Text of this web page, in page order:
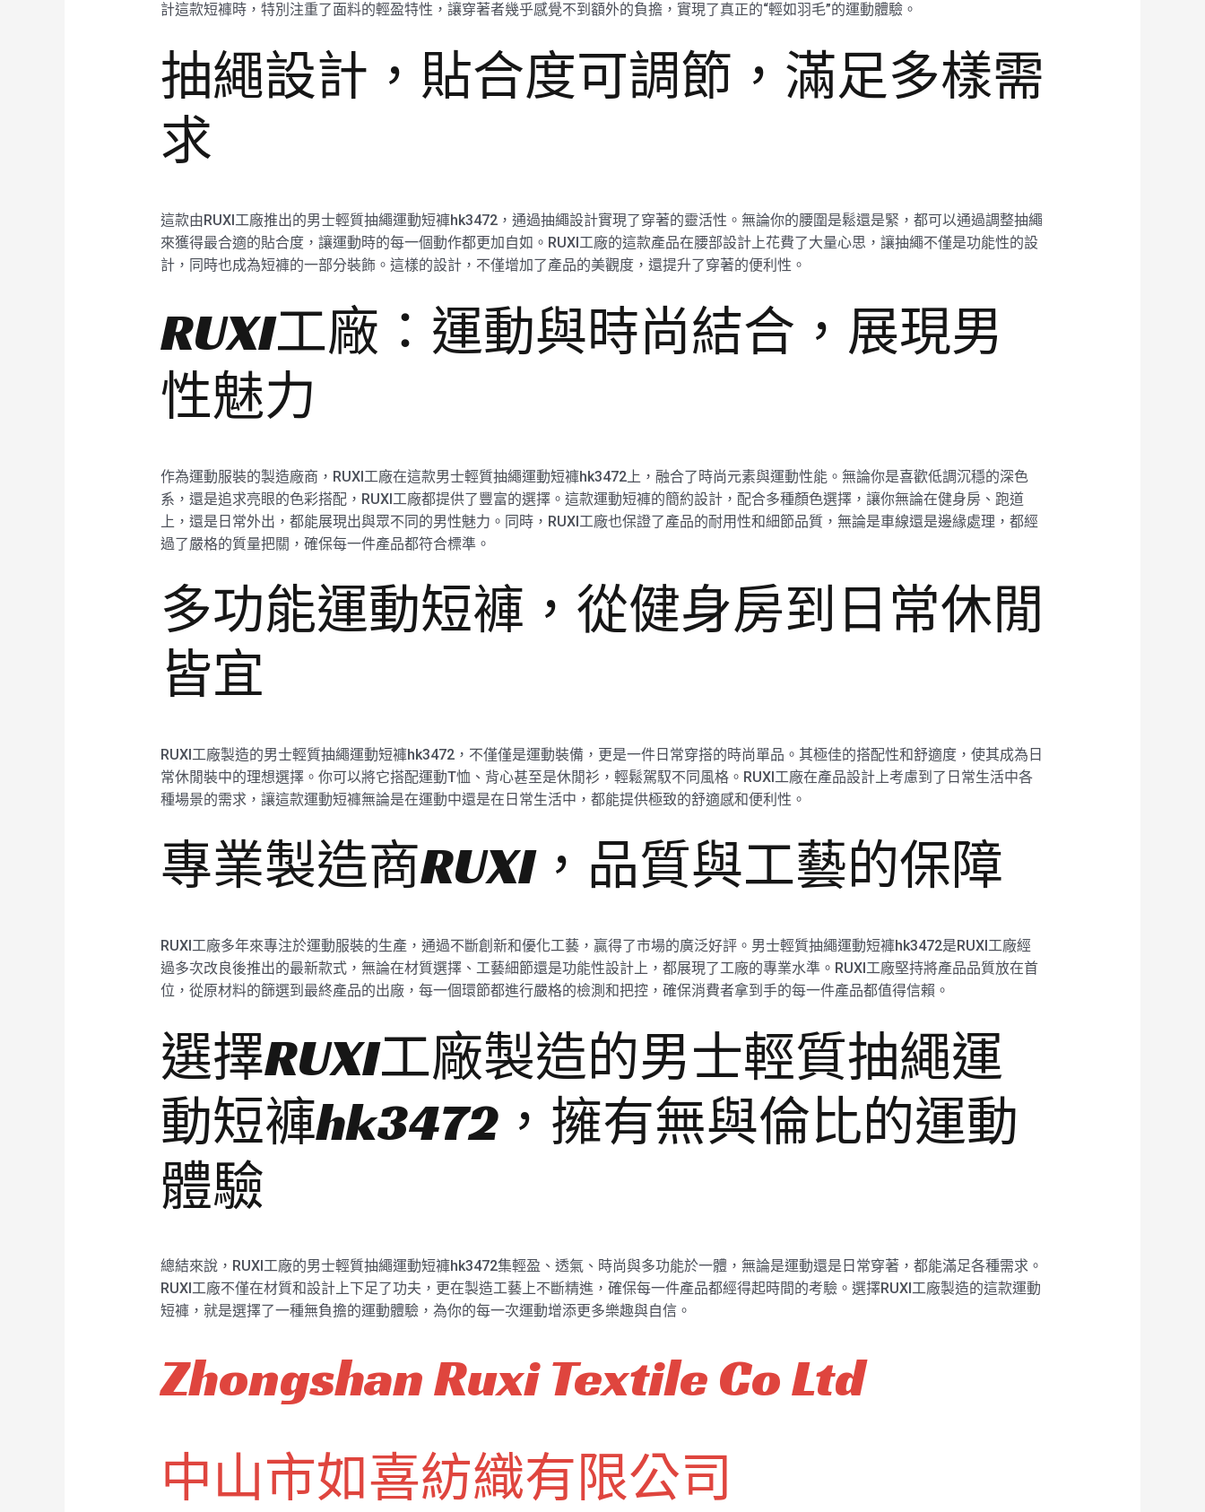
計這款短褲時，特別注重了面料的輕盈特性，讓穿著者幾乎感覺不到額外的負擔，實現了真正的“輕如羽毛”的運動體驗。
抽繩設計，貼合度可調節，滿足多樣需
求
這款由RUXI工廠推出的男士輕質抽繩運動短褲hk3472，通過抽繩設計實現了穿著的靈活性。無論你的腰圍是鬆還是緊，都可以通過調整抽繩
來獲得最合適的貼合度，讓運動時的每一個動作都更加自如。RUXI工廠的這款產品在腰部設計上花費了大量心思，讓抽繩不僅是功能性的設
計，同時也成為短褲的一部分裝飾。這樣的設計，不僅增加了產品的美觀度，還提升了穿著的便利性。
RUXI工廠：運動與時尚結合，展現男
性魅力
作為運動服裝的製造廠商，RUXI工廠在這款男士輕質抽繩運動短褲hk3472上，融合了時尚元素與運動性能。無論你是喜歡低調沉穩的深色
系，還是追求亮眼的色彩搭配，RUXI工廠都提供了豐富的選擇。這款運動短褲的簡約設計，配合多種顏色選擇，讓你無論在健身房、跑道
上，還是日常外出，都能展現出與眾不同的男性魅力。同時，RUXI工廠也保證了產品的耐用性和細節品質，無論是車線還是邊緣處理，都經
過了嚴格的質量把關，確保每一件產品都符合標準。
多功能運動短褲，從健身房到日常休閒
皆宜
RUXI工廠製造的男士輕質抽繩運動短褲hk3472，不僅僅是運動裝備，更是一件日常穿搭的時尚單品。其極佳的搭配性和舒適度，使其成為日
常休閒裝中的理想選擇。你可以將它搭配運動T恤、背心甚至是休閒衫，輕鬆駕馭不同風格。RUXI工廠在產品設計上考慮到了日常生活中各
種場景的需求，讓這款運動短褲無論是在運動中還是在日常生活中，都能提供極致的舒適感和便利性。
專業製造商RUXI，品質與工藝的保障
RUXI工廠多年來專注於運動服裝的生產，通過不斷創新和優化工藝，贏得了市場的廣泛好評。男士輕質抽繩運動短褲hk3472是RUXI工廠經
過多次改良後推出的最新款式，無論在材質選擇、工藝細節還是功能性設計上，都展現了工廠的專業水準。RUXI工廠堅持將產品品質放在首
位，從原材料的篩選到最終產品的出廠，每一個環節都進行嚴格的檢測和把控，確保消費者拿到手的每一件產品都值得信賴。
選擇RUXI工廠製造的男士輕質抽繩運
動短褲hk3472，擁有無與倫比的運動
體驗
總結來說，RUXI工廠的男士輕質抽繩運動短褲hk3472集輕盈、透氣、時尚與多功能於一體，無論是運動還是日常穿著，都能滿足各種需求。
RUXI工廠不僅在材質和設計上下足了功夫，更在製造工藝上不斷精進，確保每一件產品都經得起時間的考驗。選擇RUXI工廠製造的這款運動
短褲，就是選擇了一種無負擔的運動體驗，為你的每一次運動增添更多樂趣與自信。
Zhongshan Ruxi Textile Co Ltd
中山市如喜紡織有限公司